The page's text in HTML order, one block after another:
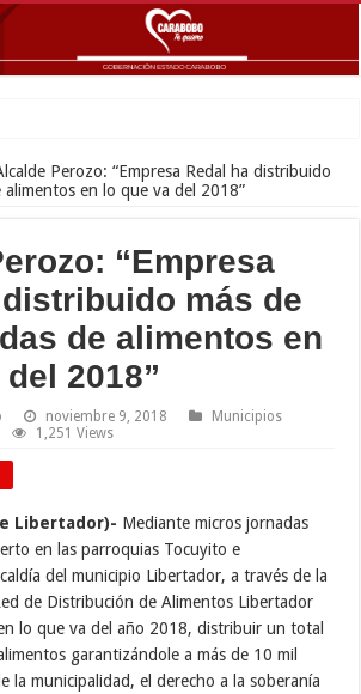
Perozo: “Empresa Redal ha distribuido
en lo que va del 2018”
“Empresa
más de
de alimentos en
2018”
noviembre 9, 2018
Municipios
1,251 Views
Libertador)- Mediante micros jornadas
en las parroquias Tocuyito e
del municipio Libertador, a través de la
de Distribución de Alimentos Libertador
lo que va del año 2018, distribuir un total
garantizándole a más de 10 mil
la municipalidad, el derecho a la soberanía